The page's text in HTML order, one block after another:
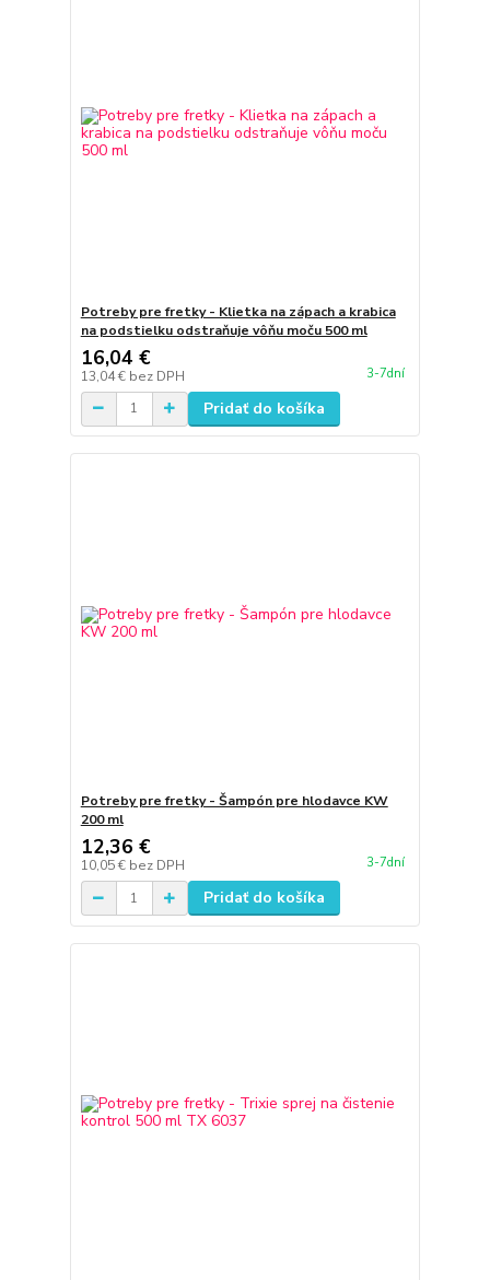
Potreby pre fretky - Klietka na zápach a krabica
na podstielku odstraňuje vôňu moču 500 ml
16,04 €
13,04 € bez DPH 3-7dní
Pridať do košíka
Potreby pre fretky - Šampón pre hlodavce KW
200 ml
12,36 €
10,05 € bez DPH 3-7dní
Pridať do košíka